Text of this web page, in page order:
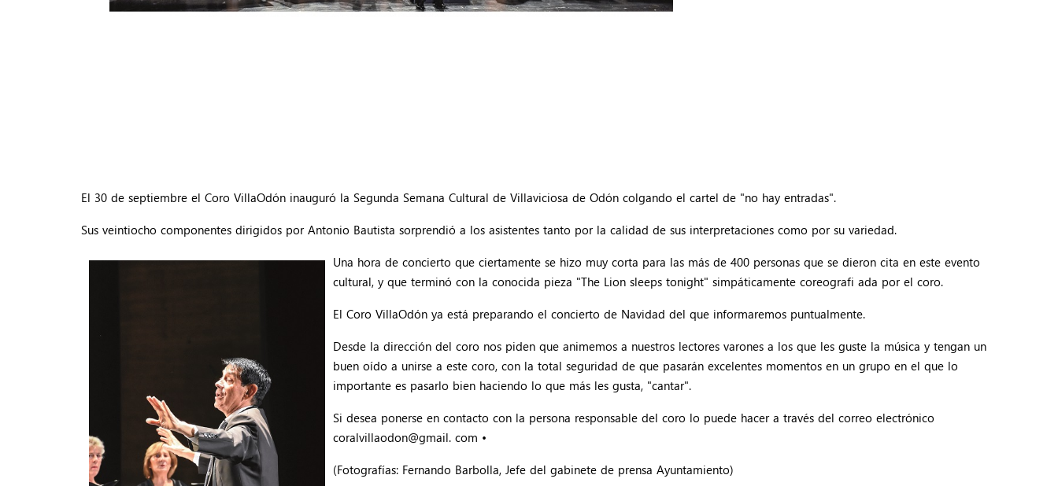
El 30 de septiembre el Coro VillaOdón inauguró la Segunda Semana Cultural de Villaviciosa de Odón colgando el cartel de "no hay entradas".
Sus veintiocho componentes dirigidos por Antonio Bautista sorprendió a los asistentes tanto por la calidad de sus interpretaciones como por su variedad.
Una hora de concierto que ciertamente se hizo muy corta para las más de 400 personas que se dieron cita en este evento
cultural, y que terminó con la conocida pieza "The Lion sleeps tonight" simpáticamente coreografi ada por el coro.
El Coro VillaOdón ya está preparando el concierto de Navidad del que informaremos puntualmente.
Desde la dirección del coro nos piden que animemos a nuestros lectores varones a los que les guste la música y tengan un
buen oído a unirse a este coro, con la total seguridad de que pasarán excelentes momentos en un grupo en el que lo
importante es pasarlo bien haciendo lo que más les gusta, "cantar".
Si desea ponerse en contacto con la persona responsable del coro lo puede hacer a través del correo electrónico
coralvillaodon@gmail. com •
(Fotografías: Fernando Barbolla, Jefe del gabinete de prensa Ayuntamiento)